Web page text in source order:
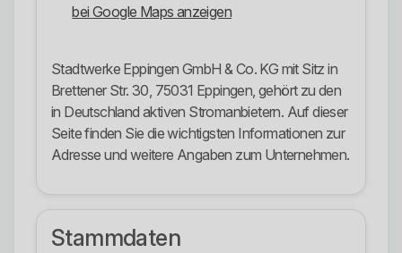
bei Google Maps anzeigen
Stadtwerke Eppingen GmbH & Co. KG mit Sitz in
Brettener Str. 30, 75031 Eppingen, gehört zu den
in Deutschland aktiven Stromanbietern. Auf dieser
Seite finden Sie die wichtigsten Informationen zur
Adresse und weitere Angaben zum Unternehmen.
Stammdaten